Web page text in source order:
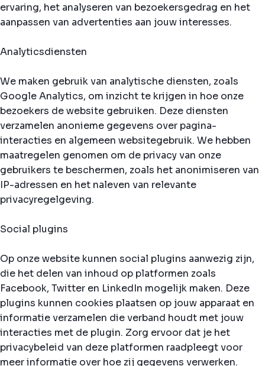
ervaring, het analyseren van bezoekersgedrag en het
aanpassen van advertenties aan jouw interesses.
Analyticsdiensten
We maken gebruik van analytische diensten, zoals
Google Analytics, om inzicht te krijgen in hoe onze
bezoekers de website gebruiken. Deze diensten
verzamelen anonieme gegevens over pagina-
interacties en algemeen websitegebruik. We hebben
maatregelen genomen om de privacy van onze
gebruikers te beschermen, zoals het anonimiseren van
IP-adressen en het naleven van relevante
privacyregelgeving.
Social plugins
Op onze website kunnen social plugins aanwezig zijn,
die het delen van inhoud op platformen zoals
Facebook, Twitter en LinkedIn mogelijk maken. Deze
plugins kunnen cookies plaatsen op jouw apparaat en
informatie verzamelen die verband houdt met jouw
interacties met de plugin. Zorg ervoor dat je het
privacybeleid van deze platformen raadpleegt voor
meer informatie over hoe zij gegevens verwerken.